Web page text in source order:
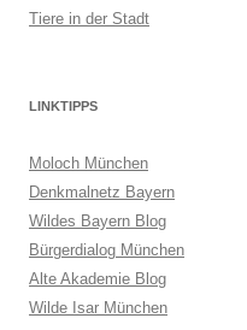
Tiere in der Stadt
LINKTIPPS
Moloch München
Denkmalnetz Bayern
Wildes Bayern Blog
Bürgerdialog München
Alte Akademie Blog
Wilde Isar München